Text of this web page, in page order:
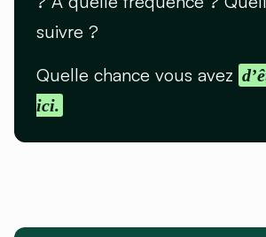
suivre ?
Quelle chance vous avez
ici.